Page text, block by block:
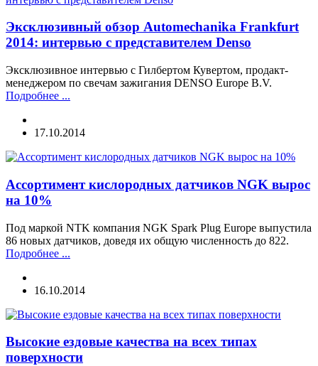
Эксклюзивный обзор Automechanika Frankfurt
2014: интервью с представителем Denso
Эксклюзивное интервью с Гилбертом Кувертом, продакт-
менеджером по свечам зажигания DENSO Europe B.V.
Подробнее ...
17.10.2014
Ассортимент кислородных датчиков NGK вырос
на 10%
Под маркой NTK компания NGK Spark Plug Europe выпустила
86 новых датчиков, доведя их общую численность до 822.
Подробнее ...
16.10.2014
Высокие ездовые качества на всех типах
поверхности